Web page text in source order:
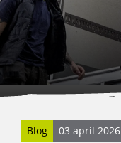
Blog 03 april 2026